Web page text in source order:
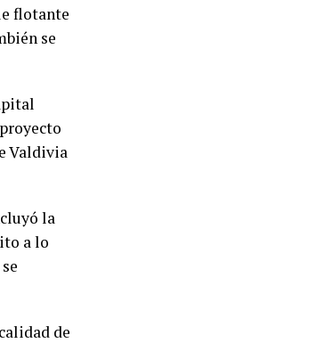
flotante
se
Valdivia
la
a lo
de